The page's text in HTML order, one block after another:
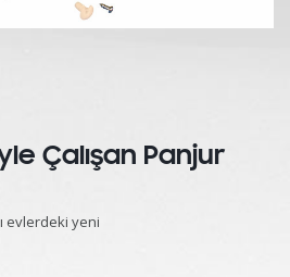
Çalışan Panjur
evlerdeki yeni